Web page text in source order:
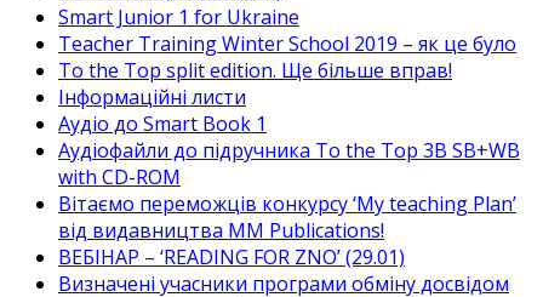
Smart Junior 1 for Ukraine
Teacher Training Winter School 2019 – як це було
To the Top split edition. Ще більше вправ!
Інформаційні листи
Аудіо до Smart Book 1
Аудіофайли до підручника To the Top 3B SB+WB
with CD-ROM
Вітаємо переможців конкурсу ‘My teaching Plan’
від видавництва MM Publications!
ВЕБІНАР – ‘READING FOR ZNO’ (29.01)
Визначені учасники програми обміну досвідом